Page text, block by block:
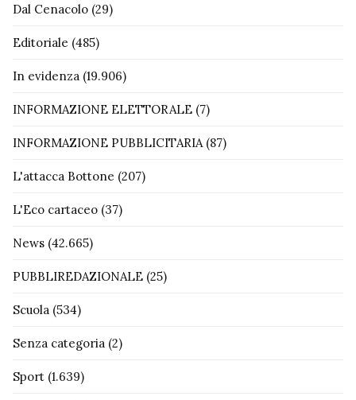
Dal Cenacolo (29)
Editoriale (485)
In evidenza (19.906)
INFORMAZIONE ELETTORALE (7)
INFORMAZIONE PUBBLICITARIA(87)
L'attacca Bottone (207)
L'Eco cartaceo (37)
News (42.665)
PUBBLIREDAZIONALE (25)
Scuola (534)
Senza categoria (2)
Sport (1.639)